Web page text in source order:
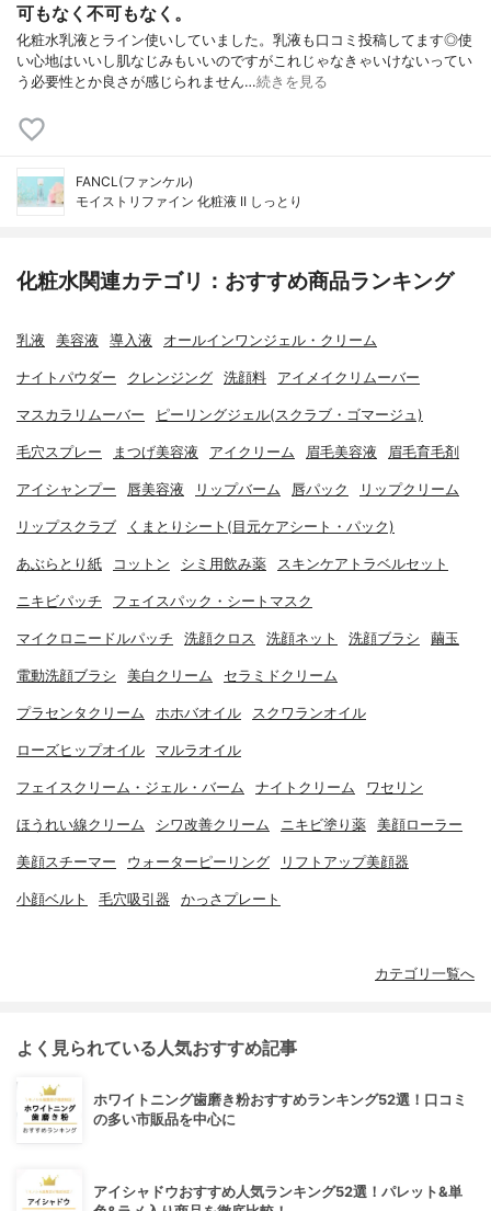
可もなく不可もなく。
化粧水乳液とライン使いしていました。乳液も口コミ投稿してます◎使
い心地はいいし肌なじみもいいのですがこれじゃなきゃいけないってい
う必要性とか良さが感じられません…続きを見る
FANCL(ファンケル)
モイストリファイン 化粧液 II しっとり
化粧水関連カテゴリ：おすすめ商品ランキング
乳液 美容液 導入液 オールインワンジェル・クリーム
ナイトパウダー クレンジング 洗顔料 アイメイクリムーバー
マスカラリムーバー ピーリングジェル(スクラブ・ゴマージュ)
毛穴スプレー まつげ美容液 アイクリーム 眉毛美容液 眉毛育毛剤
アイシャンプー 唇美容液 リップバーム 唇パック リップクリーム
リップスクラブ くまとりシート(目元ケアシート・パック)
あぶらとり紙 コットン シミ用飲み薬 スキンケアトラベルセット
ニキビパッチ フェイスパック・シートマスク
マイクロニードルパッチ 洗顔クロス 洗顔ネット 洗顔ブラシ 繭玉
電動洗顔ブラシ 美白クリーム セラミドクリーム
プラセンタクリーム ホホバオイル スクワランオイル
ローズヒップオイル マルラオイル
フェイスクリーム・ジェル・バーム ナイトクリーム ワセリン
ほうれい線クリーム シワ改善クリーム ニキビ塗り薬 美顔ローラー
美顔スチーマー ウォーターピーリング リフトアップ美顔器
小顔ベルト 毛穴吸引器 かっさプレート
カテゴリ一覧へ
よく見られている人気おすすめ記事
ホワイトニング歯磨き粉おすすめランキング52選！口コミ
の多い市販品を中心に
アイシャドウおすすめ人気ランキング52選！パレット&単